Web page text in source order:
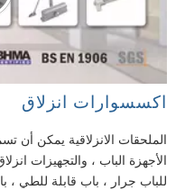
اكسسوارات انزلاق
الملحقات الانزلاقية يمكن أن
الأجهزة الباب ، والتجهيزات
للباب جرار ، باب قابلة للطي ،